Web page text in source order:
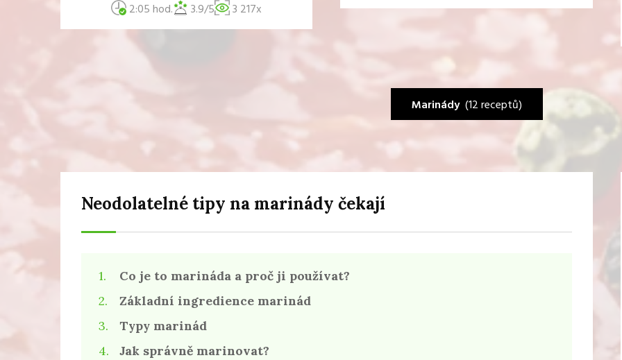
2:05 hod. 3.9/5 3 217x
Marinády (12 receptů)
Neodolatelné tipy na marinády čekají
Co je to marináda a proč ji používat?
Základní ingredience marinád
Typy marinád
Jak správně marinovat?